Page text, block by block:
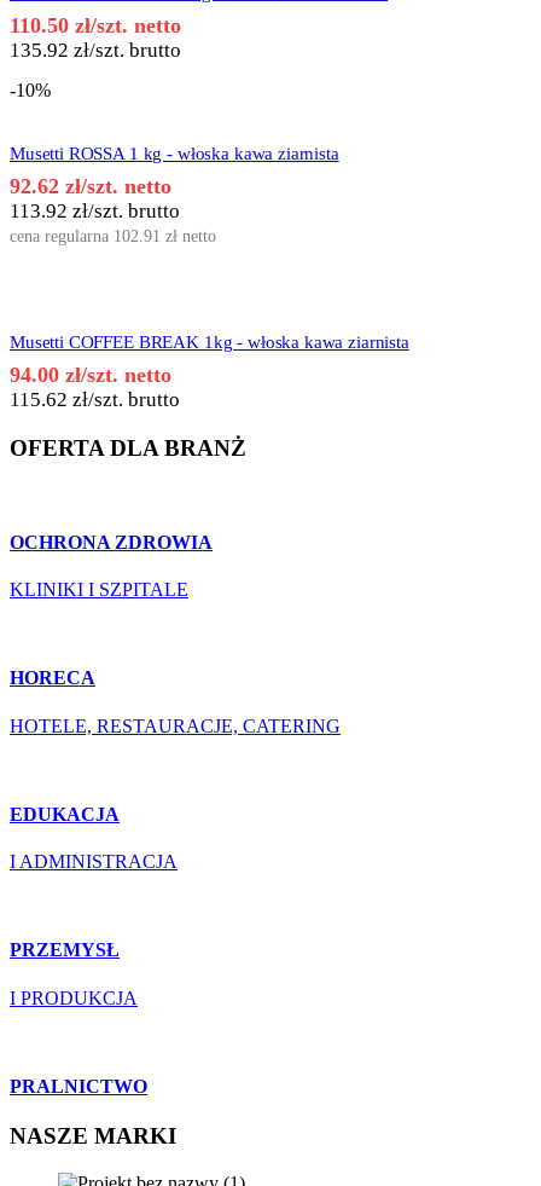
110.50 zł/szt. netto
135.92 zł/szt. brutto
-10%
Musetti ROSSA 1 kg - włoska kawa ziarnista
92.62 zł/szt. netto
113.92 zł/szt. brutto
cena regularna 102.91 zł netto
Musetti COFFEE BREAK 1kg - włoska kawa ziarnista
94.00 zł/szt. netto
115.62 zł/szt. brutto
OFERTA DLA BRANŻ
OCHRONA ZDROWIA
KLINIKI I SZPITALE
HORECA
HOTELE, RESTAURACJE, CATERING
EDUKACJA
I ADMINISTRACJA
PRZEMYSŁ
I PRODUKCJA
PRALNICTWO
NASZE MARKI